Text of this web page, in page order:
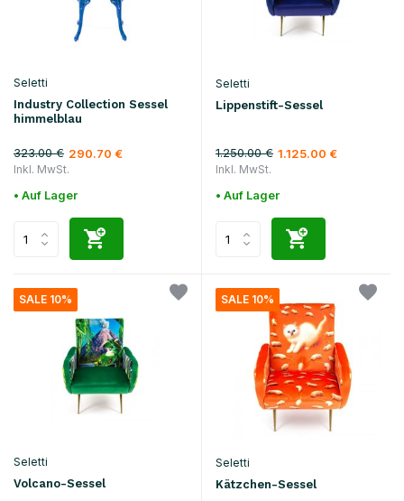
Seletti
Industry Collection Sessel
himmelblau
323.00 € 290.70 €
Inkl. MwSt.
• Auf Lager
Seletti
Lippenstift-Sessel
1.250.00 € 1.125.00 €
Inkl. MwSt.
• Auf Lager
SALE 10%
Seletti
Volcano-Sessel
SALE 10%
Seletti
Kätzchen-Sessel